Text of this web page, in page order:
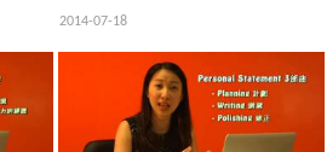
2014-07-18